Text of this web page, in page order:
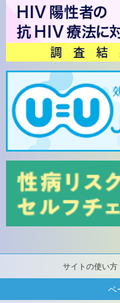
サイトの使い方
ペ